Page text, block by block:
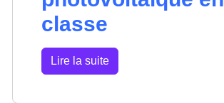
classe
Lire la suite